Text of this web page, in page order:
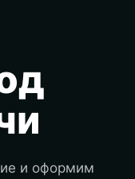
и оформим